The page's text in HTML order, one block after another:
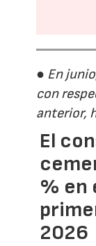
● En
con
anterior,
El
% en
2026